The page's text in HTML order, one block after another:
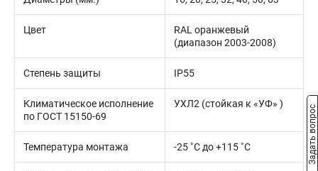
Цвет
RAL оранжевый
(диапазон 2003-2008)
Степень защиты IP55
Климатическое исполнение
по ГОСТ 15150-69
УХЛ2 (стойкая к «УФ» )
Температура монтажа -25 ˚С до +115 ˚С Задать вопрос